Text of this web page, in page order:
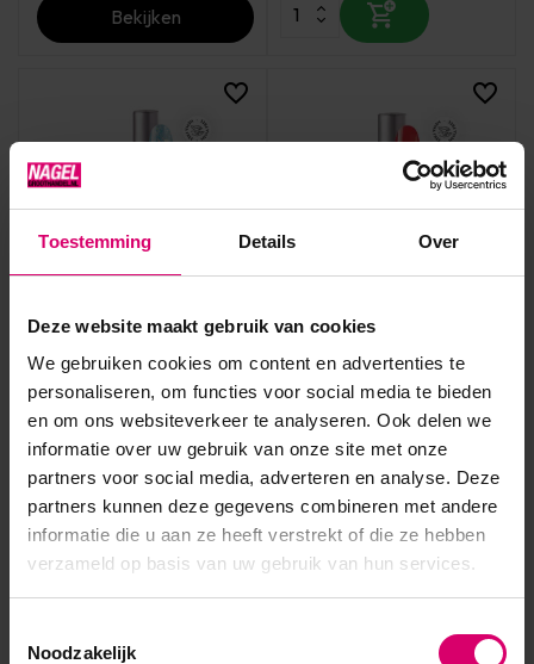
Toestemming Details Over
Deze website maakt gebruik van cookies
We gebruiken cookies om content en advertenties te
personaliseren, om functies voor social media te bieden
en om ons websiteverkeer te analyseren. Ook delen we
informatie over uw gebruik van onze site met onze
partners voor social media, adverteren en analyse. Deze
partners kunnen deze gegevens combineren met andere
informatie die u aan ze heeft verstrekt of die ze hebben
verzameld op basis van uw gebruik van hun services.
Noodzakelijk
Bekijken
Crystal Nails 3 step
Crystalac 3SD2 Diva 8 ml
TPO/HEMA vrij
Op voorraad
16,00
excl. btw
Crystal Nails 3 step
Crystalac 3S245 Hibiscus 8
ml TPO/HEMA vrij
Op voorraad
16,00
excl. btw